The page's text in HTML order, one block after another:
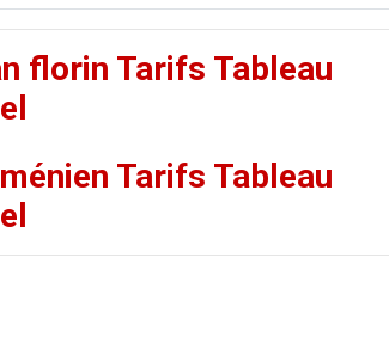
florin Tarifs Tableau
Tarifs Tableau